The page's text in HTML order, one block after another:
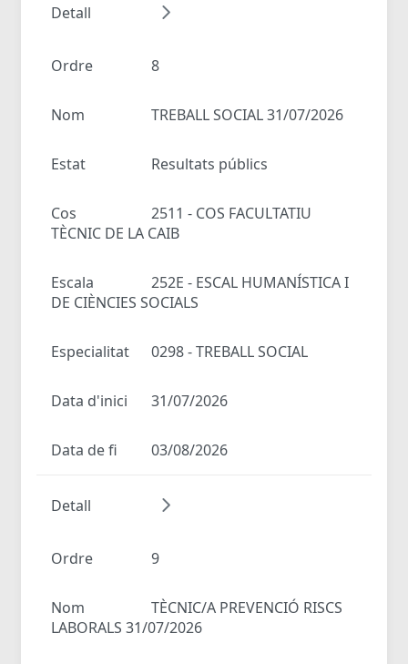
Detall
Ordre 8
Nom TREBALL SOCIAL 31/07/2026
Estat Resultats públics
Cos
2511 - COS FACULTATIU
TÈCNIC DE LA CAIB
Escala
252E - ESCAL HUMANÍSTICA I
DE CIÈNCIES SOCIALS
Especialitat 0298 - TREBALL SOCIAL
Data d'inici 31/07/2026
Data de fi 03/08/2026
Detall
Ordre 9
Nom
TÈCNIC/A PREVENCIÓ RISCS
LABORALS 31/07/2026